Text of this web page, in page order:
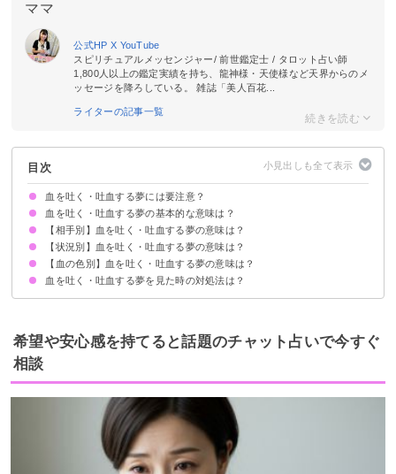
ママ
公式HP X YouTube
スピリチュアルメッセンジャー/ 前世鑑定士 / タロット占い師
1,800人以上の鑑定実績を持ち、龍神様・天使様など天界からのメ
ッセージを降ろしている。 雑誌「美人百花...
ライターの記事一覧
目次
血を吐く・吐血する夢には要注意？
血を吐く・吐血する夢の基本的な意味は？
生命力が失われている暗示
相手/状況/血の色で意味が決まる
【相手別】血を吐く・吐血する夢の意味は？
自分が血を吐く夢【警告夢】
家族が血を吐く夢【警告夢】
他人が血を吐く夢【吉夢】
ペットが血を吐く夢【警告夢】
恋人が血を吐く夢【警告夢】
友達が血を吐く夢【警告夢】
子どもが血を吐く夢【警告夢】
【状況別】血を吐く・吐血する夢の意味は？
床に血を吐く夢【警告夢】
トイレで血を吐く夢【吉夢】
お風呂で血を吐く夢【警告夢】
病気で血を吐く夢【警告夢】
【血の色別】血を吐く・吐血する夢の意味は？
鮮やかな血を吐く夢【吉夢】
どす黒い血を吐く夢【警告夢】
血を吐く・吐血する夢を見た時の対処法は？
十分な休息を取る
警告夢や凶夢の内容を人に話す
希望や安心感を持てると話題のチャット占いで今すぐ
相談